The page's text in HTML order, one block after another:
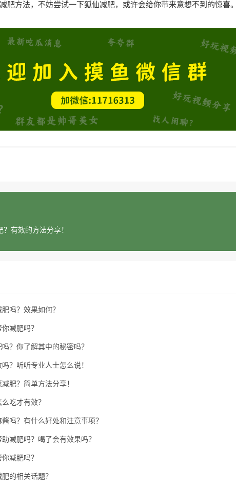
肥方法，不妨尝试一下狐仙减肥，或许会给你带来意想不到的惊喜。
有效的方法分享！
吗？效果如何？
减肥吗？
？你了解其中的秘密吗？
？听听专业人士怎么说！
肥？简单方法分享！
吃才有效？
吗？有什么好处和注意事项？
减肥吗？喝了会有效果吗？
减肥吗？
的相关话题？